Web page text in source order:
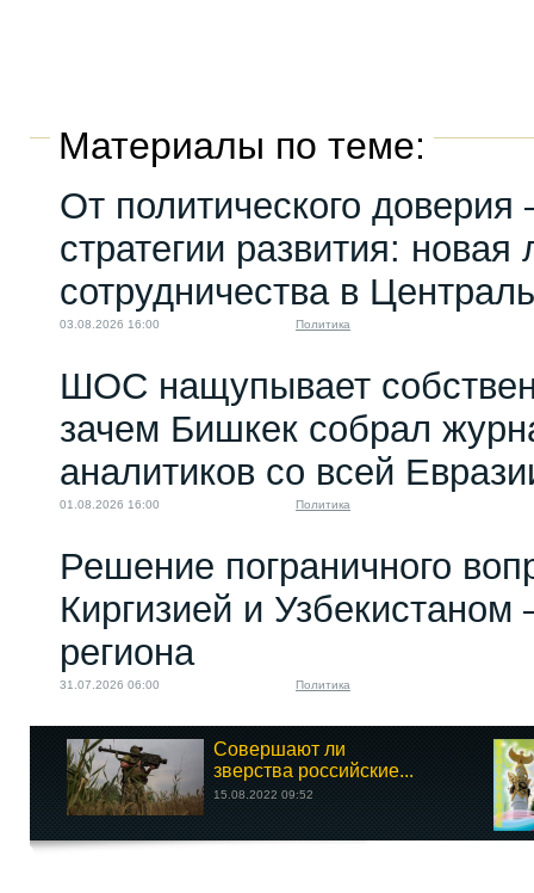
Материалы по теме:
От политического
стратегии развития: новая
сотрудничества в
03.08.2026 16:00 Политика
ШОС нащупывает
зачем Бишкек собрал
аналитиков со всей
01.08.2026 16:00 Политика
Решение пограничного
Киргизией и Узбекистаном
региона
31.07.2026 06:00 Политика
Совершают ли
зверства российские...
15.08.2022 09:52